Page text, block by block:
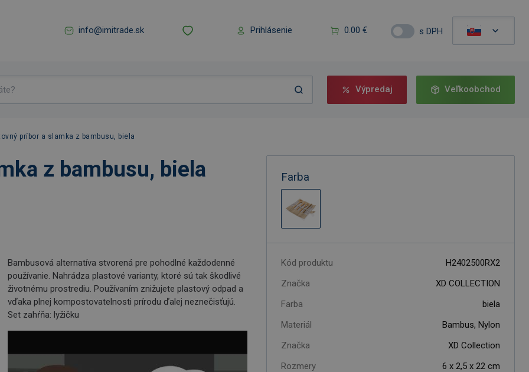
info@imitrade.sk Prihlásenie 0.00 € s DPH
Výpredaj Veľkoobchod
príbor a slamka z bambusu, biela
z bambusu, biela
Bambusová alternatíva stvorená pre pohodlné každodenné
používanie. Nahrádza plastové varianty, ktoré sú tak škodlivé
životnému prostrediu. Používaním znižujete plastový odpad a
vďaka plnej kompostovatelnosti prírodu ďalej neznečisťujú.
Set zahŕňa: lyžičku
Farba
Kód produktu
H2402500RX2
Značka
XD COLLECTION
Farba
biela
Materiál
Bambus, Nylon
Značka
XD Collection
Rozmery
6 x 2,5 x 22 cm